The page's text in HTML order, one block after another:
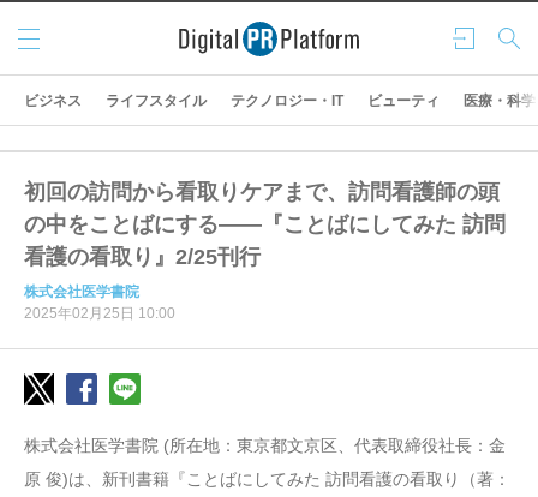
ログ
イン
検索
メニ
ュー
ビジネス ライフスタイル テクノロジー・IT ビューティ 医療・科学
初回の訪問から看取りケアまで、訪問看護師の頭
の中をことばにする――『ことばにしてみた 訪問
看護の看取り』2/25刊行
株式会社医学書院
2025年02月25日 10:00
株式会社医学書院 (所在地：東京都文京区、代表取締役社長：金
原 俊)は、新刊書籍『ことばにしてみた 訪問看護の看取り（著：